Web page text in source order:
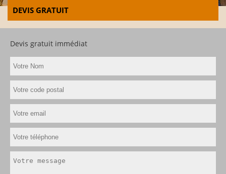
DEVIS GRATUIT
Devis gratuit immédiat